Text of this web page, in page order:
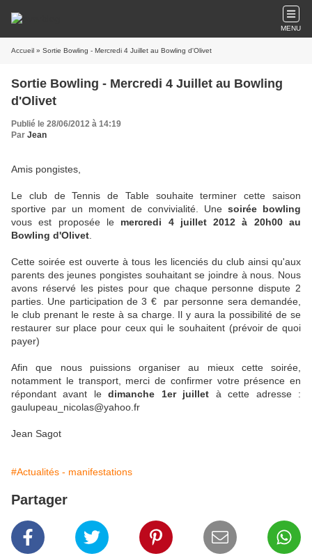
MENU
Accueil » Sortie Bowling - Mercredi 4 Juillet au Bowling d'Olivet
Sortie Bowling - Mercredi 4 Juillet au Bowling
d'Olivet
Publié le 28/06/2012 à 14:19
Par Jean
Amis pongistes,
Le club de Tennis de Table souhaite terminer cette saison
sportive par un moment de convivialité. Une soirée bowling
vous est proposée le mercredi 4 juillet 2012 à 20h00 au
Bowling d'Olivet
Cette soirée est ouverte à tous les licenciés du club ainsi qu'aux
parents des jeunes pongistes souhaitant se joindre à nous. Nous
avons réservé les pistes pour que chaque personne dispute 2
parties. Une participation de 3 €
par personne sera demandée,
le club prenant le reste à sa charge. Il y aura la possibilité de se
restaurer sur place pour ceux qui le souhaitent (prévoir de quoi
payer)
Afin que nous puissions organiser au mieux cette soirée,
notamment le transport, merci de confirmer votre présence en
répondant avant ledimanche 1er juillet à cette adresse :
gaulupeau_nicolas@yahoo.fr
Jean Sagot
#Actualités - manifestations
Partager